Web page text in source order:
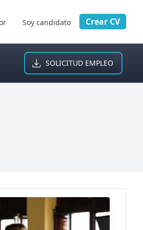
Soy candidato Crear CV
SOLICITUD EMPLEO